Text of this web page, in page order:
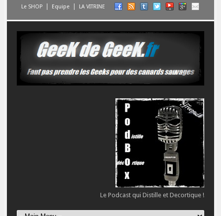
Le SHOP Equipe LA VITRINE
Le Podcast qui Distille et Decortique !